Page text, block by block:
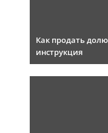
Как продать
инструкция